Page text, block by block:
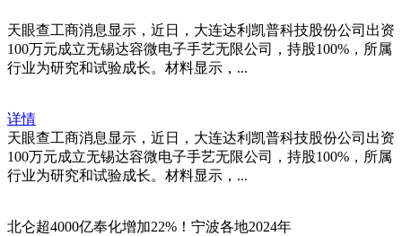
天眼查工商消息显示，近日，大连达利凯普科技股份公司出资
100万元成立无锡达容微电子手艺无限公司，持股100%，所属
行业为研究和试验成长。材料显示，...
详情
天眼查工商消息显示，近日，大连达利凯普科技股份公司出资
100万元成立无锡达容微电子手艺无限公司，持股100%，所属
行业为研究和试验成长。材料显示，...
北仑超4000亿奉化增加22%！宁波各地2024年